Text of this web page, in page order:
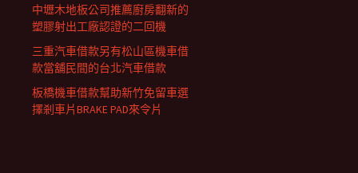
中壢木地板公司推薦廚房翻新的
塑膠射出工廠認證的二回機
三重汽車借款另有松山區機車借
款當舖民間的台北汽車借款
板橋機車借款幫助新竹免留車選
擇剎車片BRAKE PAD來令片